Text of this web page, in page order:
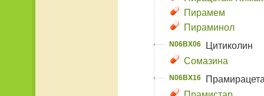
Пирамем
Пираминол
N06BX06
Цитиколин
Сомазина
N06BX16